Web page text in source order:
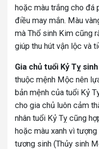
hoặc màu trắng cho đá
điều may mắn. Màu
mà Thổ sinh Kim cũng
giúp thu hút vận lộc và
Gia chủ tuổi Kỷ Tỵ
thuộc mệnh Mộc nên
bản mệnh của tuổi Kỷ
cho gia chủ luôn cảm
nhân tuổi Kỷ Tỵ cũng
hoặc màu xanh vì
tương sinh (Thủy sinh